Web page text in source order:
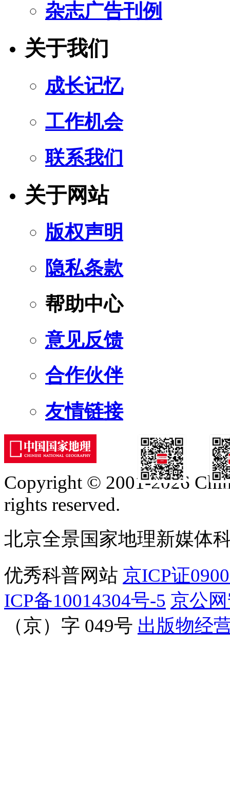
杂志广告刊例
关于我们
成长记忆
工作机会
联系我们
关于网站
版权声明
隐私条款
帮助中心
意见反馈
合作伙伴
友情链接
订阅号
Copyright © 2001-2026
rights reserved.
北京全景国家地理新媒体
优秀科普网站 京ICP证
ICP备10014304号-5 京公
（京）字 049号 出版物经